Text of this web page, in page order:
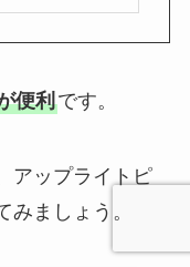
便利です。
アップライトピ
ましょう。